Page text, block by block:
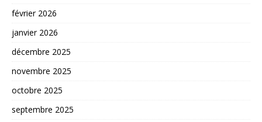
février 2026
janvier 2026
décembre 2025
novembre 2025
octobre 2025
septembre 2025